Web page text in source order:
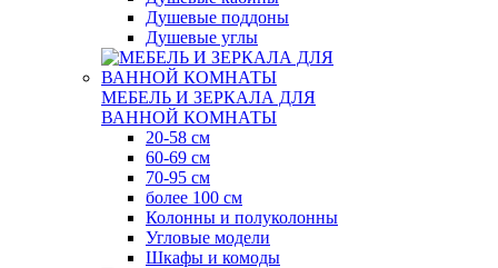
Душевые поддоны
Душевые углы
МЕБЕЛЬ И ЗЕРКАЛА ДЛЯ
ВАННОЙ КОМНАТЫ
20-58 см
60-69 см
70-95 см
более 100 см
Колонны и полуколонны
Угловые модели
Шкафы и комоды